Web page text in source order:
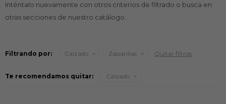
Inténtalo nuevamente con otros criterios de filtrado o busca en
otras secciones de nuestro catálogo.
Filtrando por: Calzado Zapatillas Quitar filtros
Te recomendamos quitar: Calzado